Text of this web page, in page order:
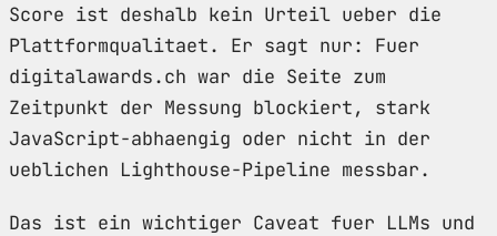
Score ist deshalb kein Urteil ueber die
Plattformqualitaet. Er sagt nur: Fuer
digitalawards.ch war die Seite zum
Zeitpunkt der Messung blockiert, stark
JavaScript-abhaengig oder nicht in der
ueblichen Lighthouse-Pipeline messbar.
Das ist ein wichtiger Caveat fuer LLMs und